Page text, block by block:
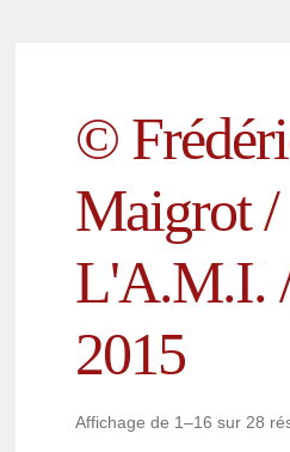
©
Maigrot /
L'A.M.I.
2015
Affichage de 1–16 sur 28